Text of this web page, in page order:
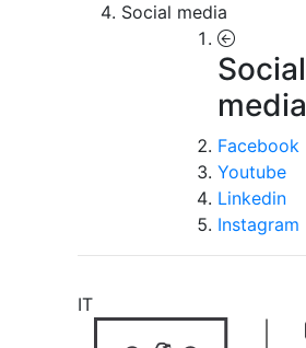
Social media
Social
media
Facebook
Youtube
Linkedin
Instagram
IT